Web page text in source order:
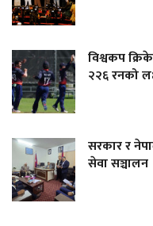
विश्वकप
२२६ रनको
सरकार र
सेवा सञ्चालन